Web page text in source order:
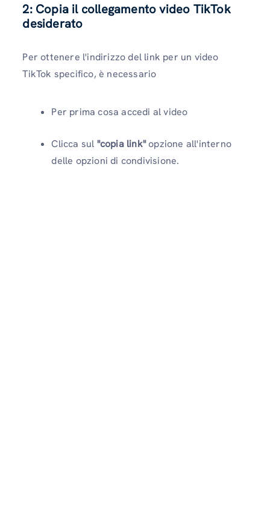
2: Copia il collegamento video TikTok
desiderato
Per ottenere l'indirizzo del link per un video
TikTok specifico, è necessario
Per prima cosa accedi al video
Clicca sul "copia link"opzione all'interno
delle opzioni di condivisione.